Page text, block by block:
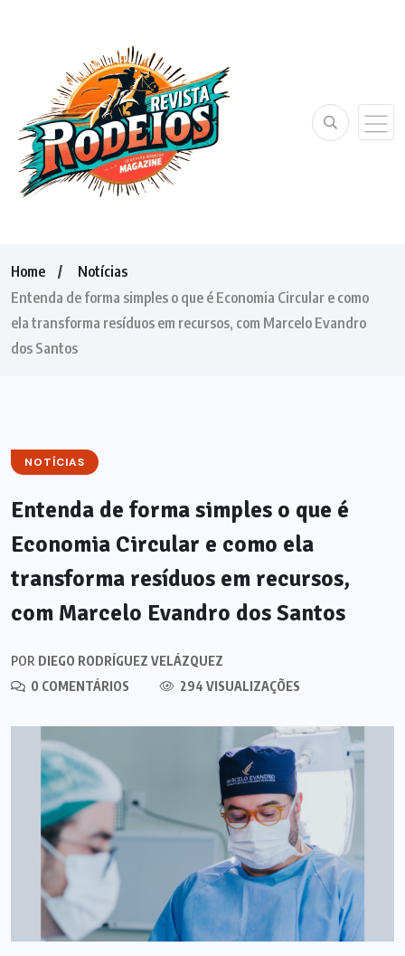
Home
Notícias
Entenda de forma simples o que é Economia Circular e como
ela transforma resíduos em recursos, com Marcelo Evandro
dos Santos
NOTÍCIAS
Entenda de forma simples o que é
Economia Circular e como ela
transforma resíduos em recursos,
com Marcelo Evandro dos Santos
POR DIEGO RODRÍGUEZ VELÁZQUEZ
0 COMENTÁRIOS
294 VISUALIZAÇÕES